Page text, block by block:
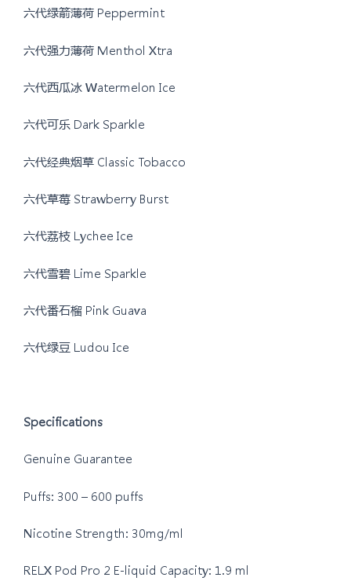
六代绿箭薄荷 Peppermint
六代强力薄荷 Menthol Xtra
六代西瓜冰 Watermelon Ice
六代可乐 Dark Sparkle
六代经典烟草 Classic Tobacco
六代草莓 Strawberry Burst
六代荔枝 Lychee Ice
六代雪碧 Lime Sparkle
六代番石榴 Pink Guava
六代绿豆 Ludou Ice
Specifications
Genuine Guarantee
Puffs: 300 – 600 puffs
Nicotine Strength: 30mg/ml
RELX Pod Pro 2 E-liquid Capacity: 1.9 ml